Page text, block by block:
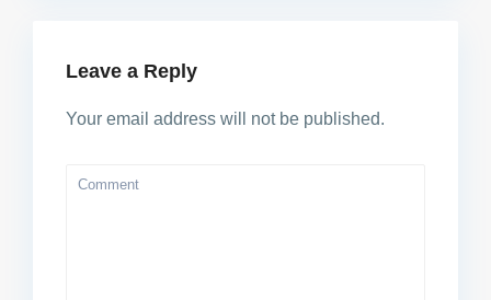
Leave a Reply
Your email address will not be published.